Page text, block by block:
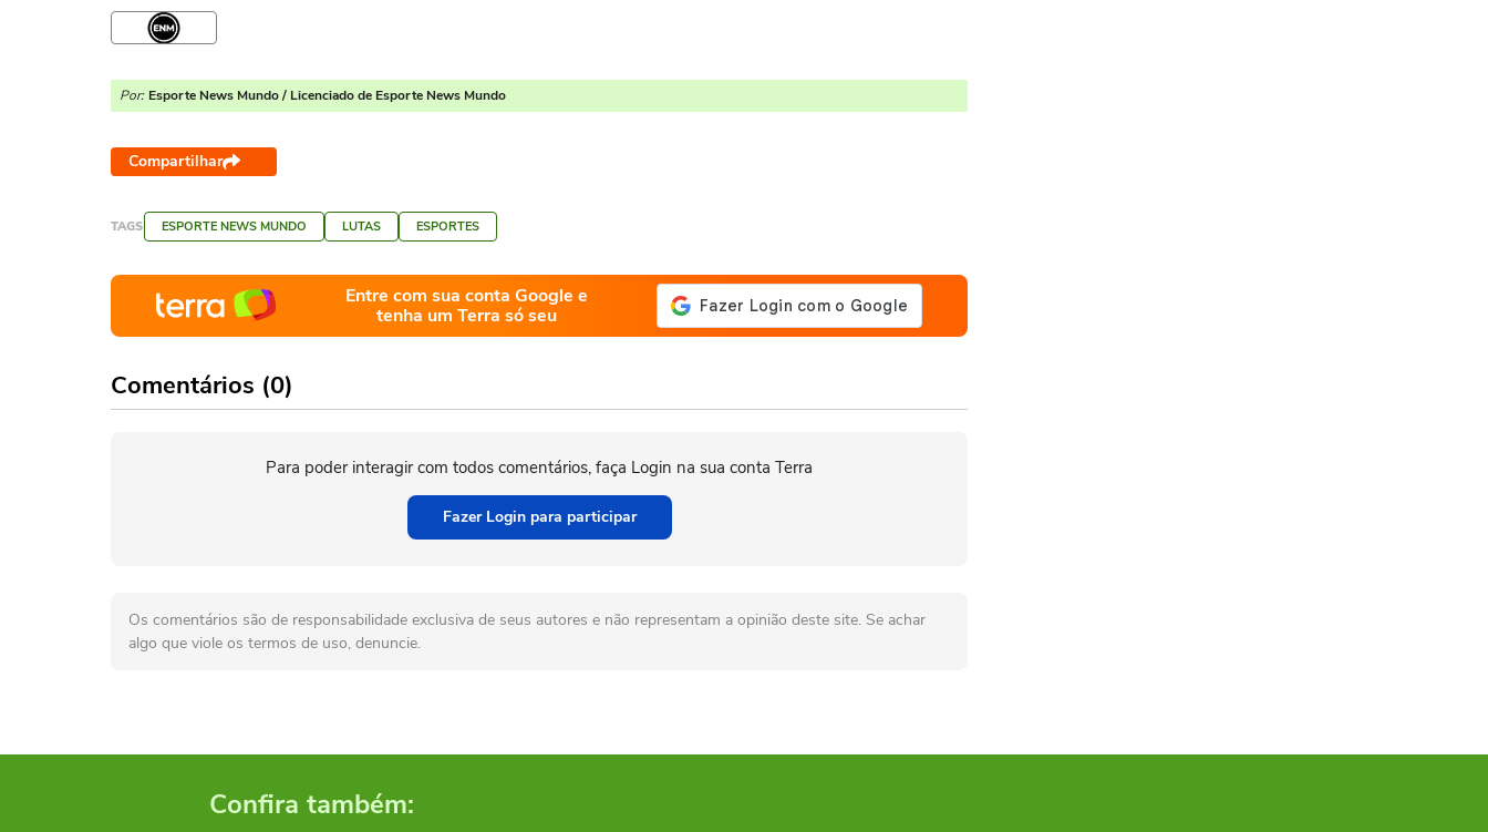
Por: Esporte News Mundo / Licenciado de Esporte News Mundo
Compartilhar
TAGS ESPORTE NEWS MUNDO LUTAS ESPORTES
Entre com sua conta Google e
tenha um Terra só seu
Comentários (0)
Para poder interagir com todos comentários, faça Login na sua conta Terra
Fazer Login para participar
Os comentários são de responsabilidade exclusiva de seus autores e não representam a opinião deste site. Se achar
algo que viole os termos de uso, denuncie.
Confira também: